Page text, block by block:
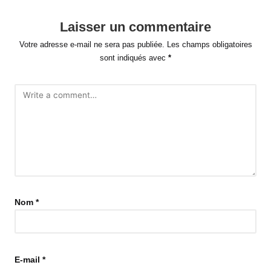
Laisser un commentaire
Votre adresse e-mail ne sera pas publiée. Les champs obligatoires
sont indiqués avec *
Nom *
E-mail *